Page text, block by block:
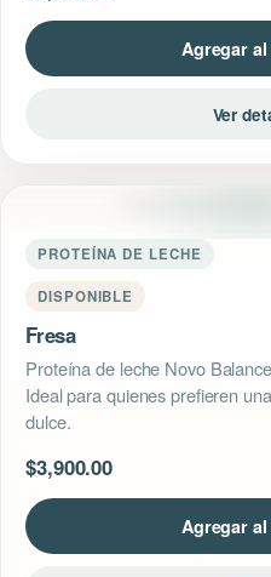
Agregar
Ver
PROTEÍNA DE LECHE
DISPONIBLE
Fresa
Proteína de leche Novo
Ideal para quienes prefieren
dulce.
$3,900.00
Agregar